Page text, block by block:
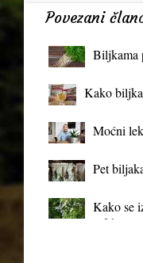
Povezani
Biljkama
Kako
Moćni
Pet
Kako se